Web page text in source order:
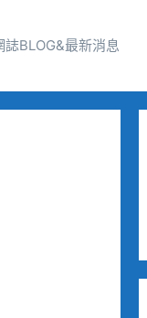
誌BLOG&最新消息